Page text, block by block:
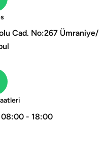
Cad. No:267 Ümraniye/
08:00 - 18:00